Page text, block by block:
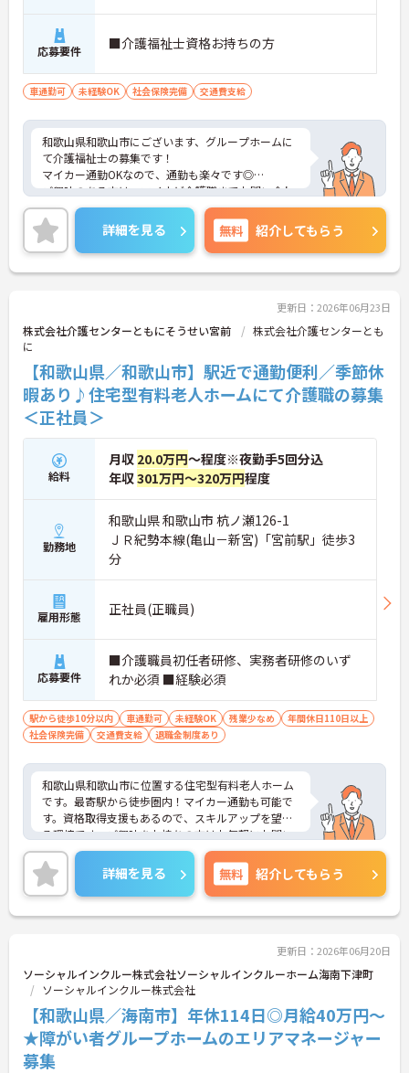
応募要件 ■介護福祉士資格お持ちの方
車通勤可 未経験OK 社会保険完備 交通費支給
和歌山県和歌山市にございます、グループホームに
て介護福祉士の募集です！
マイカー通勤OKなので、通勤も楽々です◎
ご興味のある方は、マイナビ介護職までお問い合わ
せください。
詳細を見る 無料 紹介してもらう
更新日：2026年06月23日
株式会社介護センターともにそうせい宮前
株式会社介護センターとも
に
【和歌山県／和歌山市】駅近で通勤便利／季節休
暇あり♪住宅型有料老人ホームにて介護職の募集
＜正社員＞
給料
月収 20.0万円～程度※夜勤手5回分込
年収301万円～320万円程度
勤務地
和歌山県 和歌山市 杭ノ瀬126-1
ＪＲ紀勢本線(亀山－新宮)「宮前駅」徒歩3
分
雇用形態 正社員(正職員)
応募要件
■介護職員初任者研修、実務者研修のいず
れか必須 ■経験必須
駅から徒歩10分以内 車通勤可 未経験OK 残業少なめ
年間休日110日以上
社会保険完備
交通費支給 退職金制度あり
和歌山県和歌山市に位置する住宅型有料老人ホーム
です。最寄駅から徒歩圏内！マイカー通勤も可能で
す。資格取得支援もあるので、スキルアップを望め
る環境です。ご興味をお持ちの方はお気軽にお問い
合わせください。
詳細を見る 無料 紹介してもらう
更新日：2026年06月20日
ソーシャルインクルー株式会社ソーシャルインクルーホーム海南下津町
ソーシャルインクルー株式会社
【和歌山県／海南市】年休114日◎月給40万円～
★障がい者グループホームのエリアマネージャー
募集